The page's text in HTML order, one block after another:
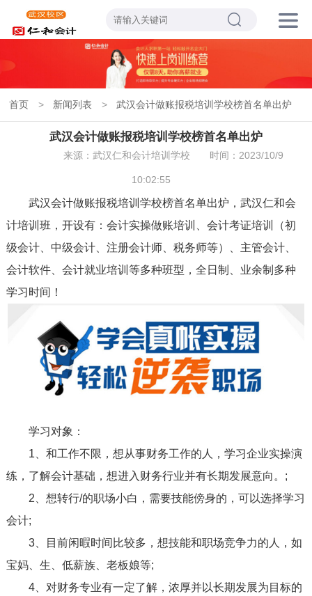
首页 > 新闻列表 > 武汉会计做账报税培训学校榜首名单出炉
武汉会计做账报税培训学校榜首名单出炉
来源：武汉仁和会计培训学校 时间：2023/10/9
10:02:55
武汉会计做账报税培训学校榜首名单出炉，武汉仁和会
计培训班，开设有：会计实操做账培训、会计考证培训（初
级会计、中级会计、注册会计师、税务师等）、主管会计、
会计软件、会计就业培训等多种班型，全日制、业余制多种
学习时间！
学习对象：
1、和工作不限，想从事财务工作的人，学习企业实操演
练，了解会计基础，想进入财务行业并有长期发展意向。;
2、想转行/的职场小白，需要技能傍身的，可以选择学习
会计;
3、目前闲暇时间比较多，想技能和职场竞争力的人，如
宝妈、生、低薪族、老板娘等;
4、对财务专业有一定了解，浓厚并以长期发展为目标的